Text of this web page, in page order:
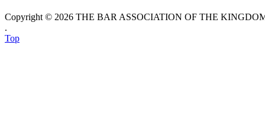
Copyright © 2026 THE BAR ASSOCIATION OF THE
.
Top